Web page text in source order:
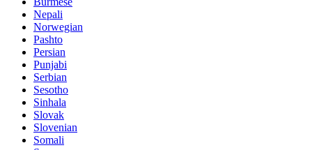
Nepali
Norwegian
Pashto
Persian
Punjabi
Serbian
Sesotho
Sinhala
Slovak
Slovenian
Somali